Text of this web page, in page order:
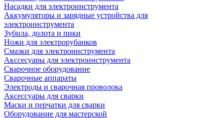
Насадки для электроинструмента
Аккумуляторы и зарядные устройства для
электроинструмента
Зубила, долота и пики
Ножи для электрорубанков
Смазки для электроинструмента
Акссесуары для электроинструмента
Сварочное оборудование
Сварочные аппараты
Электроды и сварочная проволока
Аксессуары для сварки
Маски и перчатки для сварки
Оборудование для мастерской